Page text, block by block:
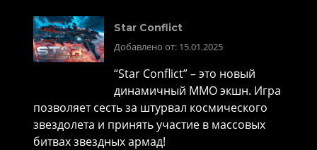
Star Conflict
Добавлено от: 15.01.2025
“Star Conflict” – это новый
динамичный MMO экшн. Игра
позволяет сесть за штурвал космического
звездолета и принять участие в массовых
битвах звездных армад!